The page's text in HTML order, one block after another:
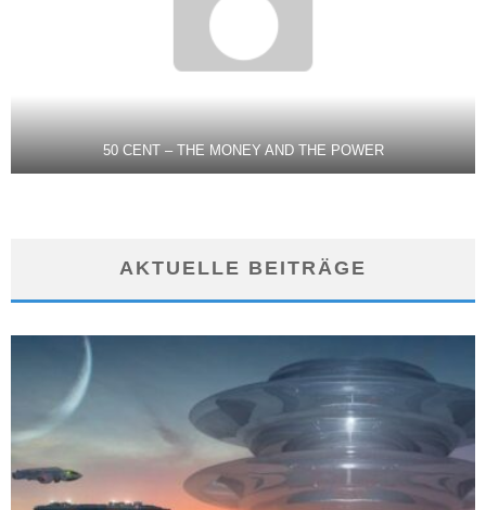
50 CENT – THE MONEY AND THE POWER
AKTUELLE BEITRÄGE